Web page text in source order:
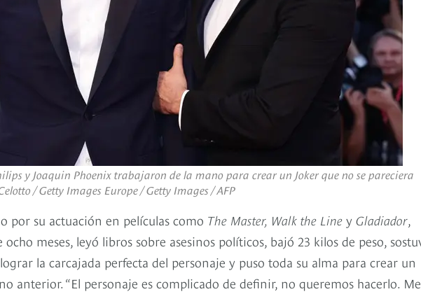
y Joaquin Phoenix trabajaron de la mano para crear un Jokerque no se pareciera
/ Getty Images Europe / Getty Images / AFP
por su actuación en películas como The Master, Walk the Line y Gladiador,
meses, leyó libros sobre asesinos políticos, bajó 23 kilos de peso,
la carcajada perfecta del personaje y puso toda su alma para crear un
anterior. “El personaje es complicado de definir, no queremos hacerlo. Me